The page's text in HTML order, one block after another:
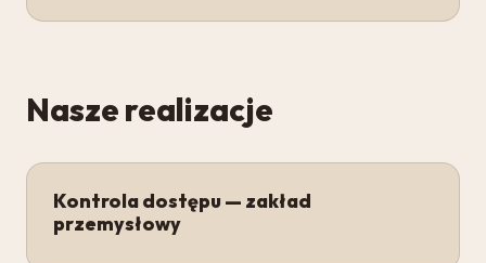
Nasze realizacje
Kontrola dostępu — zakład
przemysłowy